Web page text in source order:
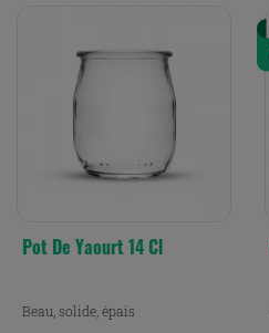
Pot De Yaourt 14 Cl
Beau, solide, épais